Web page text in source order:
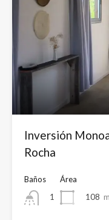
Inversión
Rocha
Baños
1
Área
108